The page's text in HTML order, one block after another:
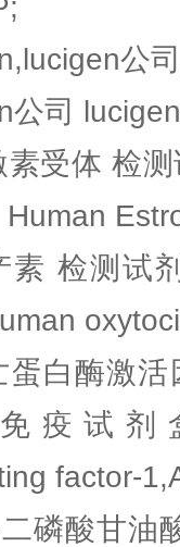
公
公司
素受体 检
Human
素 检测试
蛋白酶激
疫试剂
factor-
二磷酸甘油